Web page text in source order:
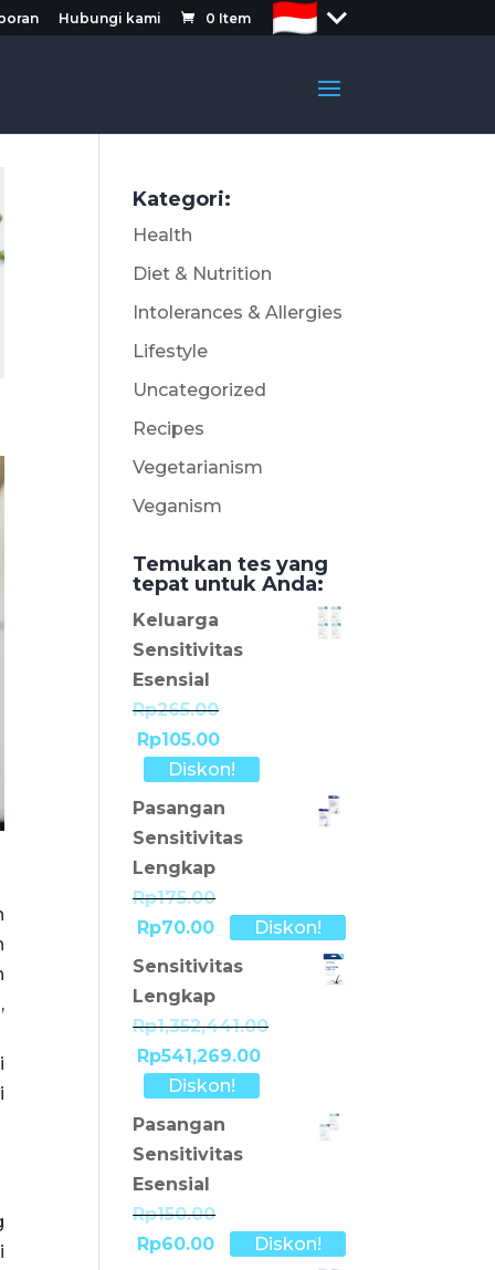
Hubungi kami 0 Item
Kategori:
Health
Diet & Nutrition
Intolerances & Allergies
Lifestyle
Uncategorized
Recipes
Vegetarianism
Veganism
Temukan tes yang
tepat untuk Anda:
Keluarga
Sensitivitas
Esensial
Rp265.00
Rp105.00
Diskon!
Pasangan
Sensitivitas
Lengkap
Rp175.00
Rp70.00
Diskon!
Sensitivitas
Lengkap
Rp1,352,441.00
Rp541,269.00
Diskon!
Pasangan
Sensitivitas
Esensial
Rp150.00
Rp60.00
Diskon!